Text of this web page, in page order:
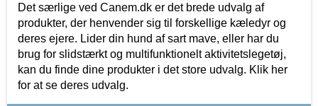
Det særlige ved Canem.dk er det brede udvalg af
produkter, der henvender sig til forskellige kæledyr og
deres ejere. Lider din hund af sart mave, eller har du
brug for slidstærkt og multifunktionelt aktivitetslegetøj,
kan du finde dine produkter i det store udvalg. Klik her
for at se deres udvalg.